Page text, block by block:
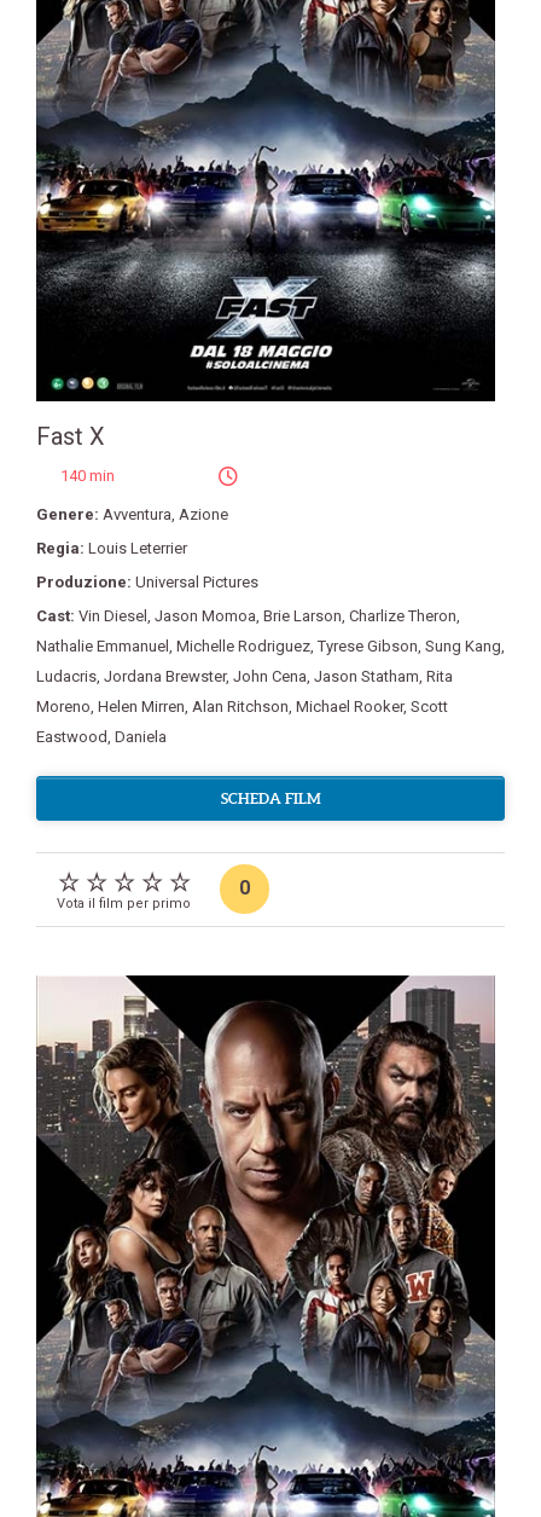
Fast X
140 min
Genere: Avventura Azione
Regia: Louis Leterrier
Produzione: Universal Pictures
Cast: Vin Diesel Jason Momoa Brie Larson Charlize Theron
Nathalie Emmanuel Michelle Rodriguez ,Tyrese Gibson Sung Kang
Ludacris Jordana Brewster, John Cena Jason Statham Rita
Moreno Helen Mirren Alan Ritchson Michael Rooker, Scott
Eastwood Daniela
SCHEDA FILM
Vota il film per primo
0